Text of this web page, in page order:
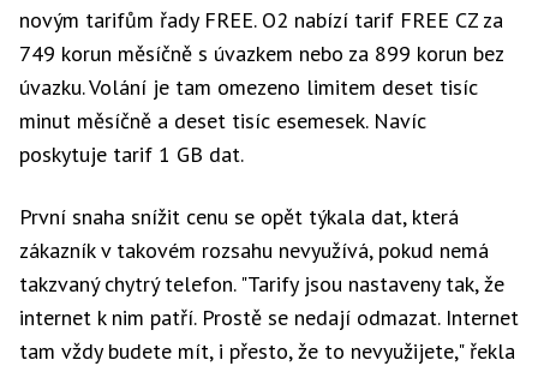
novým tarifům řady FREE. O2 nabízí tarif FREE CZ za
749 korun měsíčně s úvazkem nebo za 899 korun bez
úvazku. Volání je tam omezeno limitem deset tisíc
minut měsíčně a deset tisíc esemesek. Navíc
poskytuje tarif 1 GB dat.
První snaha snížit cenu se opět týkala dat, která
zákazník v takovém rozsahu nevyužívá, pokud nemá
takzvaný chytrý telefon. "Tarify jsou nastaveny tak, že
internet k nim patří. Prostě se nedají odmazat. Internet
tam vždy budete mít, i přesto, že to nevyužijete," řekla